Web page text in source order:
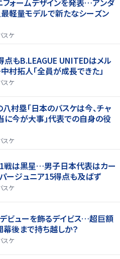
ォームデザインを発表…アンダ
軽量モデルで新たなシーズン
スケ
もB.LEAGUE UNITEDはメル
村拓人「全員が成長できた」
スケ
村塁「日本のバスケは今、チャ
に今が大事」代表での自身の役
スケ
戦は黒星…男子日本代表はカー
ージュニア15得点も及ばず
スケ
ビューを飾るデイビス…超巨額
後まで持ち越しか？
スケ